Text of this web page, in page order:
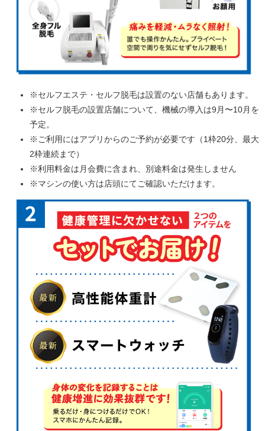
※セルフエステ・セルフ脱毛は設置のない店舗もあります。
※セルフ脱毛の設置店舗について、機械の導入は9月〜10月を
予定。
※ご利用にはアプリからのご予約が必要です（1枠20分、最大
2枠連続まで）
※利用料金は月会費に含まれ、別途料金は発生しません
※マシンの使い方は店頭にてご確認いただけます。